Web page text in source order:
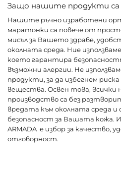
Защо нашите продукти са
Нашите ръчно изработени
маратонки са повече от
мисъл за Вашето здраве,
околната среда. Ние
което гарантира
възможни алергии. Не
продукти, за да избегнем
вещества. Освен това, всички
производство са без
вредата към околната среда и
безопасност за Вашата кожа.
ARMADA е избор за качество,
отговорност.